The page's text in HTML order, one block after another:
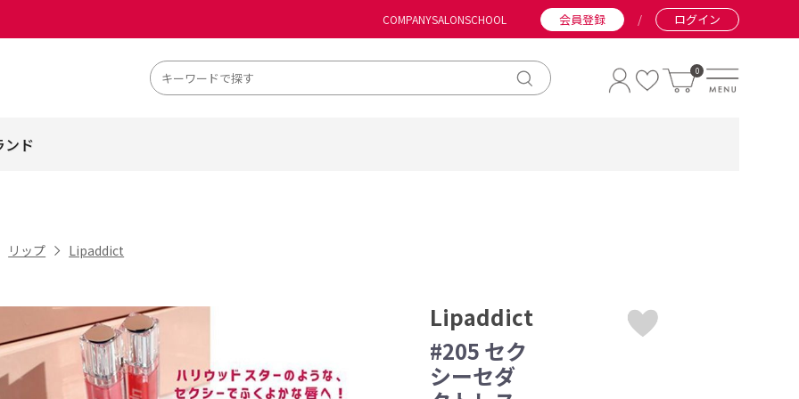
COMPANYSALONSCHOOL 会員登録 / ログイン
0
ンド
リップ Lipaddict
Lipaddict
#205 セク
シーセダ